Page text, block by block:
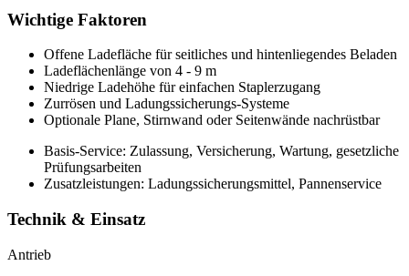
Wichtige Faktoren
Offene Ladefläche für seitliches und hintenliegendes Beladen
Ladeflächenlänge von 4 - 9 m
Niedrige Ladehöhe für einfachen Staplerzugang
Zurrösen und Ladungssicherungs-Systeme
Optionale Plane, Stirnwand oder Seitenwände nachrüstbar
Basis-Service: Zulassung, Versicherung, Wartung, gesetzliche
Prüfungsarbeiten
Zusatzleistungen: Ladungssicherungsmittel, Pannenservice
Technik & Einsatz
Antrieb